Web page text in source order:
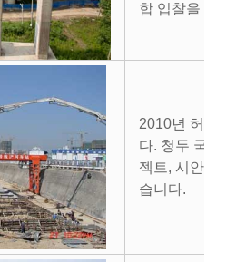
합 입찰을 수
2010년 허베
다. 청두 국
젝트, 시안
습니다.